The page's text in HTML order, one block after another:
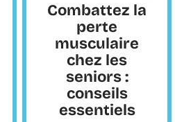
Combattez la
perte
musculaire
chez les
seniors :
conseils
essentiels